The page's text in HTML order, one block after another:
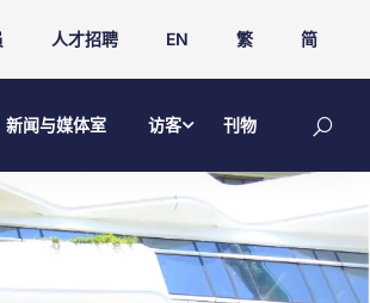
人才招聘 EN 繁 简
新闻与媒体室 访客 刊物